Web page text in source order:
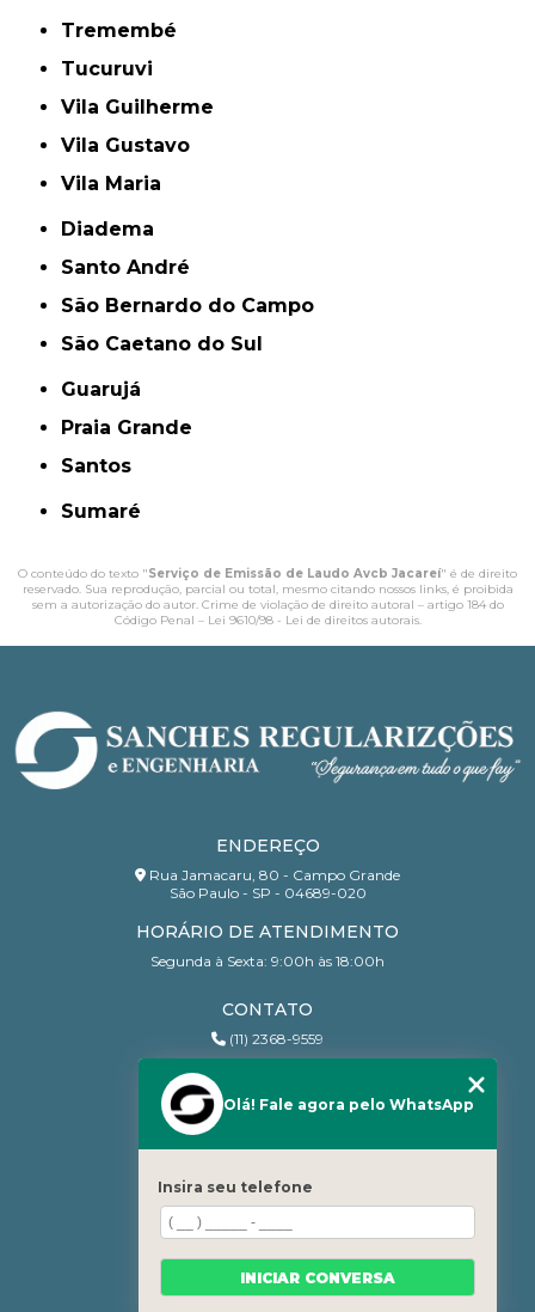
Tremembé
Tucuruvi
Vila Guilherme
Vila Gustavo
Vila Maria
Diadema
Santo André
São Bernardo do Campo
São Caetano do Sul
Guarujá
Praia Grande
Santos
Sumaré
O conteúdo do texto "Serviço de Emissão de Laudo Avcb Jacareí" é de direito
reservado. Sua reprodução, parcial ou total, mesmo citando nossos links, é proibida
sem a autorização do autor. Crime de violação de direito autoral – artigo 184 do
Código Penal – Lei 9610/98 - Lei de direitos autorais.
ENDEREÇO
Rua Jamacaru, 80 - Campo Grande
São Paulo - SP - 04689-020
HORÁRIO DE ATENDIMENTO
Segunda à Sexta: 9:00h às 18:00h
CONTATO
(11) 2368-9559
contato@sanchesri.com.br
Quem Somos
Blog
Serviços
Contato
Olá! Fale agora pelo WhatsApp
Insira seu telefone
INICIAR CONVERSA